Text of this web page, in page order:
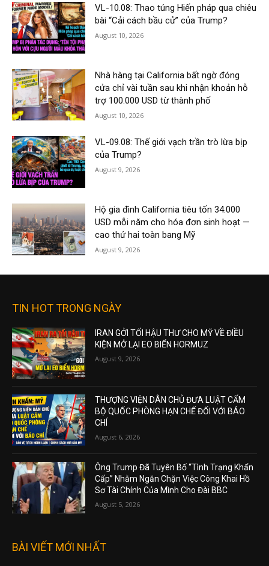
VL-10.08: Thao túng Hiến pháp qua chiêu
bài “Cải cách bầu cử” của Trump?
August 10, 2026
Nhà hàng tại California bất ngờ đóng
cửa chỉ vài tuần sau khi nhận khoản hỗ
trợ 100.000 USD từ thành phố
August 10, 2026
VL-09.08: Thế giới vạch trần trò lừa bịp
của Trump?
August 9, 2026
Hộ gia đình California tiêu tốn 34.000
USD mỗi năm cho hóa đơn sinh hoạt —
cao thứ hai toàn bang Mỹ
August 9, 2026
TIN HOT TRONG NGÀY
IRAN GỞI TỐI HẬU THƯ CHO MỸ VỀ ĐIỀU
KIỆN MỞ LẠI EO BIỂN HORMUZ
August 9, 2026
THƯỢNG VIỆN DÂN CHỦ ĐƯA LUẬT CẤM
BỘ QUỐC PHÒNG HẠN CHẾ ĐỐI VỚI BÁO
CHÍ
August 6, 2026
Ông Trump Đã Tuyên Bố “Tình Trạng Khẩn
Cấp” Nhằm Ngăn Chặn Việc Công Khai Hồ
Sơ Tài Chính Của Mình Cho Đài BBC
August 5, 2026
BÀI VIẾT MỚI NHẤT